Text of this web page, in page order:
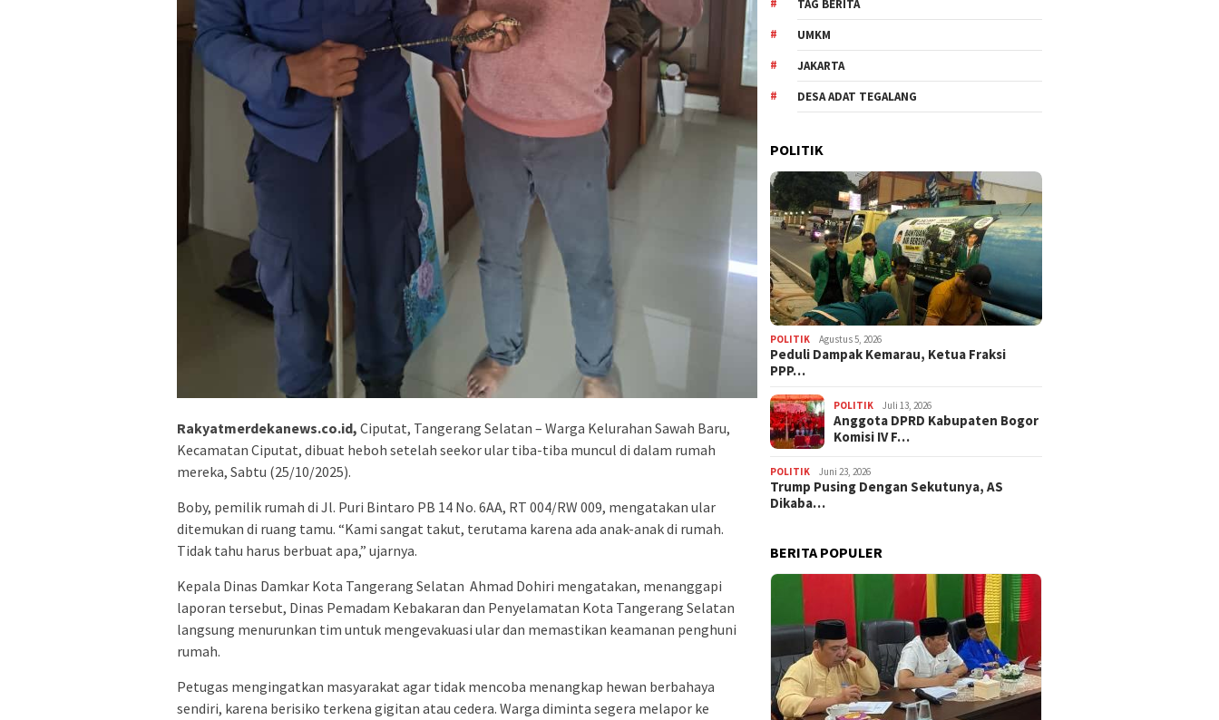
Rakyatmerdekanews.co.id, Ciputat, Tangerang Selatan – Warga Kelurahan Sawah Baru,
Kecamatan Ciputat, dibuat heboh setelah seekor ular tiba-tiba muncul di dalam rumah
mereka, Sabtu (25/10/2025).
Boby, pemilik rumah di Jl. Puri Bintaro PB 14 No. 6AA, RT 004/RW 009, mengatakan ular
ditemukan di ruang tamu. “Kami sangat takut, terutama karena ada anak-anak di rumah.
Tidak tahu harus berbuat apa,” ujarnya.
Kepala Dinas Damkar Kota Tangerang Selatan Ahmad Dohiri mengatakan, menanggapi
laporan tersebut, Dinas Pemadam Kebakaran dan Penyelamatan Kota Tangerang Selatan
langsung menurunkan tim untuk mengevakuasi ular dan memastikan keamanan penghuni
rumah.
Petugas mengingatkan masyarakat agar tidak mencoba menangkap hewan berbahaya
sendiri, karena berisiko terkena gigitan atau cedera. Warga diminta segera melapor ke
TAG BERITA
UMKM
JAKARTA
DESA ADAT TEGALANG
POLITIK
POLITIK Agustus 5, 2026
‎Peduli Dampak Kemarau, Ketua Fraksi
PPP…
POLITIK Juli 13, 2026
Anggota DPRD Kabupaten Bogor
Komisi IV F…
POLITIK Juni 23, 2026
Trump Pusing Dengan Sekutunya, AS
Dikaba…
BERITA POPULER